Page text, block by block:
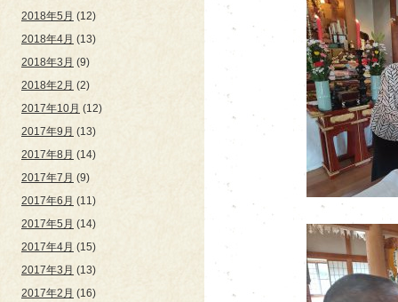
2018年5月 (12)
2018年4月 (13)
2018年3月 (9)
2018年2月 (2)
2017年10月 (12)
2017年9月 (13)
2017年8月 (14)
2017年7月 (9)
2017年6月 (11)
2017年5月 (14)
2017年4月 (15)
2017年3月 (13)
2017年2月 (16)